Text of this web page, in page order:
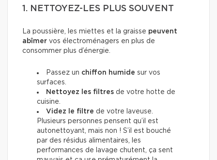
1. NETTOYEZ-LES PLUS SOUVENT
La poussière, les miettes et la graisse peuvent
abîmer vos électroménagers en plus de
consommer plus d’énergie.
Passez un chiffon humide sur vos
surfaces.
Nettoyez les filtres de votre hotte de
cuisine.
Videz le filtre de votre laveuse.
Plusieurs personnes pensent qu’il est
autonettoyant, mais non ! S’il est bouché
par des résidus alimentaires, les
performances de lavage chutent, ça sent